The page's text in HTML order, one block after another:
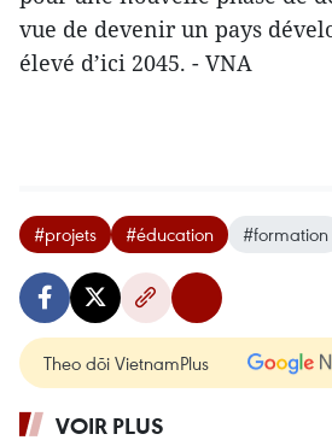
vue de devenir un pays
élevé d’ici 2045. - VNA
#projets #éducation #formation
Theo dõi VietnamPlus
VOIR PLUS